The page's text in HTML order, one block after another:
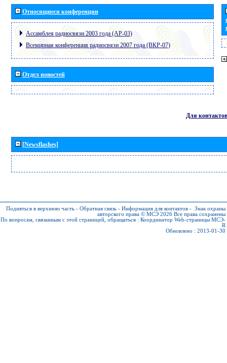
Относящиеся конференции
Ассамблея радиосвязи 2003 года (АР-03)
Всемирная конференция радиосвязи 2007 года (ВКР-07)
Отдел новостей
Для контактов
[Newsflashes]
Подняться в верхнюю часть - Обратная связь - Информация для контактов - Знак охраны
авторского права © МСЭ 2026 Все права сохранены
По вопросам, связанным с этой страницей, обращаться : Координатор Web-страницы МСЭ-
R
Обновлено : 2013-01-30